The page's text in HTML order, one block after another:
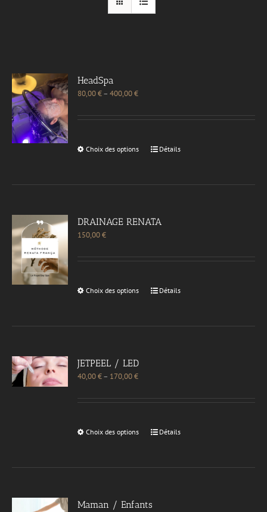
HeadSpa
80,00€–400,00€
Choix des options Détails
DRAINAGE RENATA
150,00€
Choix des options Détails
JETPEEL / LED
40,00€– 170,00€
Choix des options Détails
Maman / Enfants